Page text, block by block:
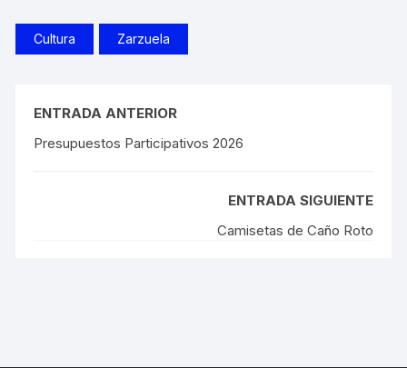
Cultura Zarzuela
ENTRADA ANTERIOR
Presupuestos Participativos 2026
ENTRADA SIGUIENTE
Camisetas de Caño Roto